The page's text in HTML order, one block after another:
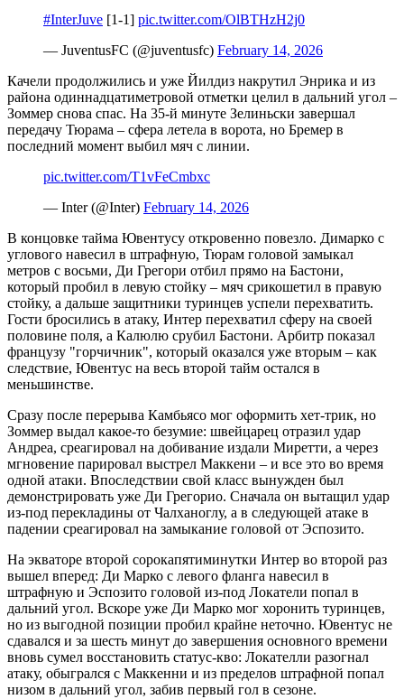
#InterJuve [1-1] pic.twitter.com/OlBTHzH2j0
— JuventusFC (@juventusfc) February 14, 2026
Качели продолжились и уже Йилдиз накрутил Энрика и из
района одиннадцатиметровой отметки целил в дальний угол –
Зоммер снова спас. На 35-й минуте Зелиньски завершал
передачу Тюрама – сфера летела в ворота, но Бремер в
последний момент выбил мяч с линии.
pic.twitter.com/T1vFeCmbxc
— Inter (@Inter) February 14, 2026
В концовке тайма Ювентусу откровенно повезло. Димарко с
углового навесил в штрафную, Тюрам головой замыкал
метров с восьми, Ди Грегори отбил прямо на Бастони,
который пробил в левую стойку – мяч срикошетил в правую
стойку, а дальше защитники туринцев успели перехватить.
Гости бросились в атаку, Интер перехватил сферу на своей
половине поля, а Калюлю срубил Бастони. Арбитр показал
французу "горчичник", который оказался уже вторым – как
следствие, Ювентус на весь второй тайм остался в
меньшинстве.
Сразу после перерыва Камбьясо мог оформить хет-трик, но
Зоммер выдал какое-то безумие: швейцарец отразил удар
Андреа, среагировал на добивание издали Миретти, а через
мгновение парировал выстрел Маккени – и все это во время
одной атаки. Впоследствии свой класс вынужден был
демонстрировать уже Ди Грегорио. Сначала он вытащил удар
из-под перекладины от Чалханоглу, а в следующей атаке в
падении среагировал на замыкание головой от Эспозито.
На экваторе второй сорокапятиминутки Интер во второй раз
вышел вперед: Ди Марко с левого фланга навесил в
штрафную и Эспозито головой из-под Локатели попал в
дальний угол. Вскоре уже Ди Марко мог хоронить туринцев,
но из выгодной позиции пробил крайне неточно. Ювентус не
сдавался и за шесть минут до завершения основного времени
вновь сумел восстановить статус-кво: Локателли разогнал
атаку, обыгрался с Маккенни и из пределов штрафной попал
низом в дальний угол, забив первый гол в сезоне.